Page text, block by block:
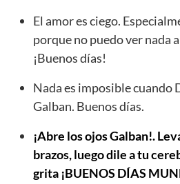
El amor es ciego.
porque no puedo ver nada
¡Buenos días!
Nada es imposible cuando
Galban. Buenos días.
¡Abre los ojos Galban!.
brazos, luego dile a tu
grita ¡BUENOS DÍAS